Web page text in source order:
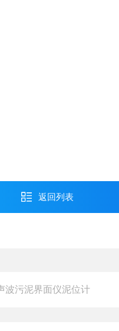
返回列表